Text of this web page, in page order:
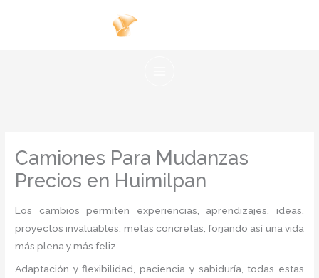
Camiones Para Mudanzas
Precios en Huimilpan
Los cambios permiten experiencias, aprendizajes, ideas,
proyectos invaluables, metas concretas, forjando así una vida
más plena y más feliz.
Adaptación y flexibilidad, paciencia y sabiduría, todas estas